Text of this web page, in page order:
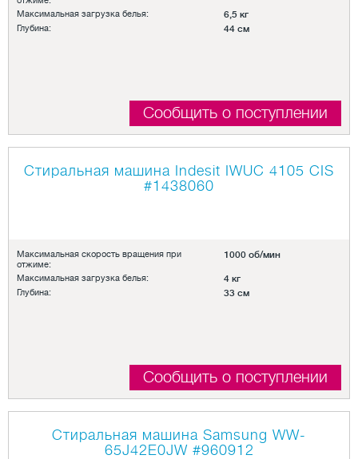
Максимальная загрузка белья:
6,5 кг
Глубина: 44 см
Сообщить о поступлении
Стиральная машина Indesit IWUC 4105 CIS
#1438060
Максимальная скорость вращения при
отжиме:
1000 об/мин
Максимальная загрузка белья: 4 кг
Глубина: 33 см
Сообщить о поступлении
Стиральная машина Samsung WW-
65J42E0JW #960912